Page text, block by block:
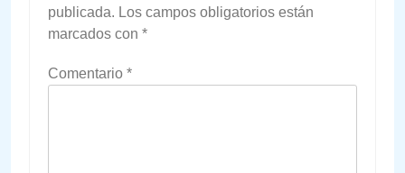
publicada. Los campos obligatorios están
marcados con *
Comentario *